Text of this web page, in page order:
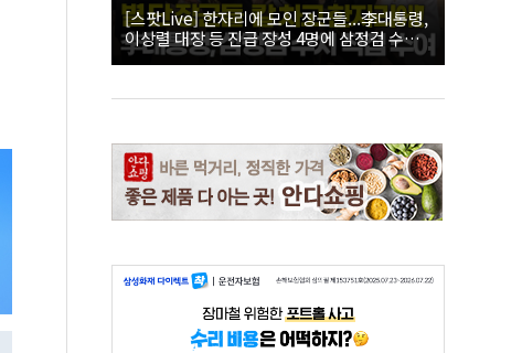
[스팟Live] 한자리에 모인 장군들...李대통령,
이상렬 대장 등 진급 장성 4명에 삼정검 수치
직접 수여｜26.08.07 장성 진급·삼정검 수치